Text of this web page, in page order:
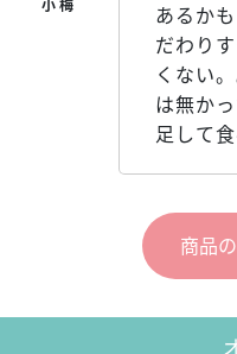
あるか
だわり
くない
は無か
足して
商品